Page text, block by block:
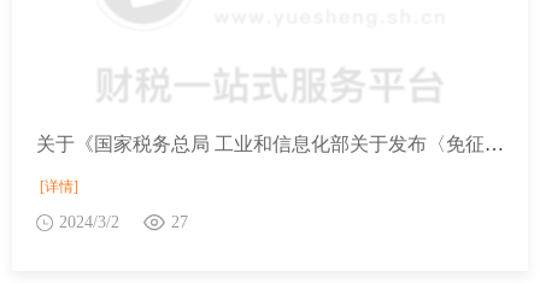
关于《国家税务总局 工业和信息化部关于发布〈免征车辆购置税的设有固定装置的非运输专用作业车辆目录〉（第十四批）的公告》的解读
[详情]
2024/3/2 27